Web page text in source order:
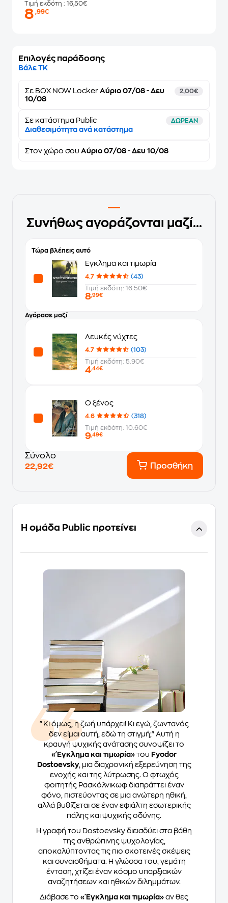
Τιμή εκδότη : 16,50€
8,99€
Επιλογές παράδοσης
Βάλε ΤΚ
Σε BOX NOW Locker Αύριο 07/08 - Δευ
10/08
2,00€
Σε κατάστημα Public ΔΩΡΕΑΝ
Διαθεσιμότητα ανά κατάστημα
Στον χώρο σου Αύριο 07/08 - Δευ 10/08
Συνήθως αγοράζονται μαζί...
Τώρα βλέπεις αυτό
Έγκλημα και τιμωρία
4.7
(43)
Τιμή εκδότη: 16.50€
8,99€
Αγόρασε μαζί
Λευκές νύχτες
4.7
(103)
Τιμή εκδότη: 5.90€
4,44€
Ο ξένος
4.6
(318)
Τιμή εκδότη: 10.60€
9,49€
Σύνολο
22,92€
Προσθήκη
Η ομάδα Public προτείνει
"Κι όμως, η ζωή υπάρχει! Κι εγώ, ζωντανός
δεν είμαι αυτή, εδώ τη στιγμή;" Αυτή η
κραυγή ψυχικής ανάτασης συνοψίζει το
«Έγκλημα και τιμωρία» του Fyodor
Dostoevsky, μια διαχρονική εξερεύνηση της
ενοχής και της λύτρωσης. Ο φτωχός
φοιτητής Ρασκόλνικωφ διαπράττει έναν
φόνο, πιστεύοντας σε μια ανώτερη ηθική,
αλλά βυθίζεται σε έναν εφιάλτη εσωτερικής
πάλης και ψυχικής οδύνης.
Η γραφή του Dostoevsky διεισδύει στα βάθη
της ανθρώπινης ψυχολογίας,
αποκαλύπτοντας τις πιο σκοτεινές σκέψεις
και συναισθήματα. Η γλώσσα του, γεμάτη
ένταση, χτίζει έναν κόσμο υπαρξιακών
αναζητήσεων και ηθικών διλημμάτων.
Διάβασε το «Έγκλημα και τιμωρία» αν θες